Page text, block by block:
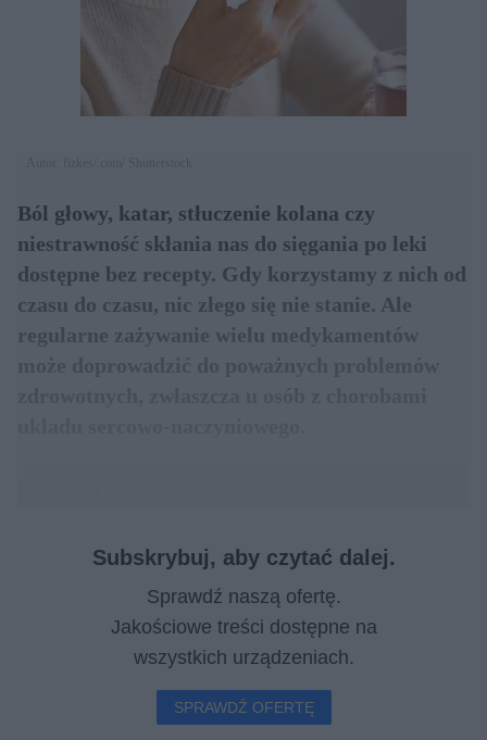
Ból głowy, katar, stłuczenie kolana czy
niestrawność skłania nas do sięgania po leki
dostępne bez recepty. Gdy korzystamy z nich od
czasu do czasu, nic złego się nie stanie. Ale
regularne zażywanie wielu medykamentów
Subskrybuj, aby czytać dalej.
Sprawdź naszą ofertę.
Jakościowe treści dostępne na
wszystkich urządzeniach.
SPRAWDŹ OFERTĘ